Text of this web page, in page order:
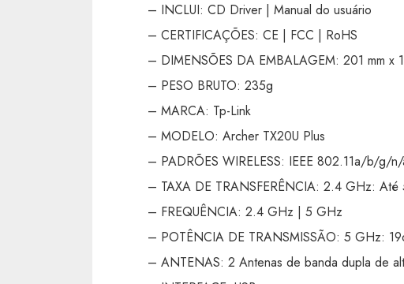
– INCLUI: CD Driver | Manual do usuário
– CERTIFICAÇÕES: CE | FCC | RoHS
– DIMENSÕES DA EMBALAGEM: 201 mm x
– PESO BRUTO: 235g
– MARCA: Tp-Link
– MODELO: Archer TX20U Plus
– PADRÕES WIRELESS: IEEE 802.11a/b/g/
– TAXA DE TRANSFERÊNCIA: 2.4 GHz:
– FREQUÊNCIA: 2.4 GHz | 5 GHz
– POTÊNCIA DE TRANSMISSÃO: 5 GHz:
– ANTENAS: 2 Antenas de banda dupla de